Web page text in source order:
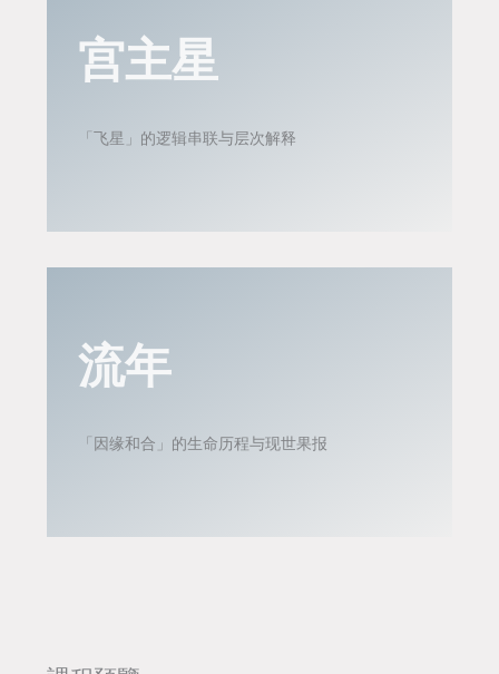
宫主星
「飞星」的逻辑串联与层次解释
流年
「因缘和合」的生命历程与现世果报